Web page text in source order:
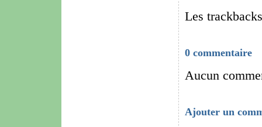
Les
0 commentaire
Aucun
Ajouter un